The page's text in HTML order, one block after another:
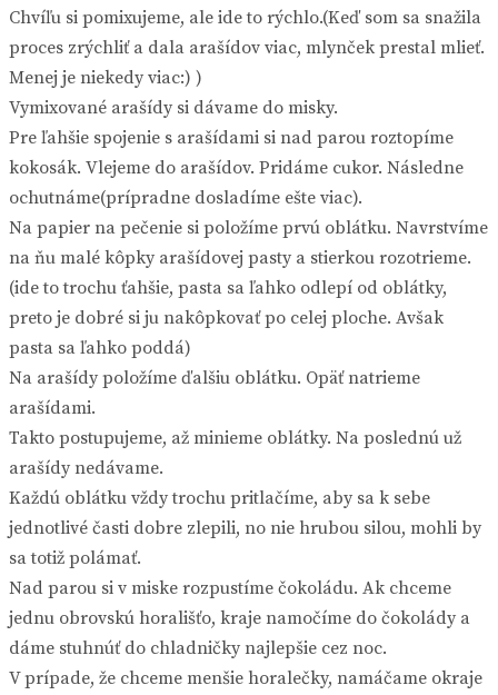
Chvíľu si pomixujeme, ale ide to rýchlo.(Keď som sa snažila
proces zrýchliť a dala arašídov viac, mlynček prestal mlieť.
Menej je niekedy viac:) )
Vymixované arašídy si dávame do misky.
Pre ľahšie spojenie s arašídami si nad parou roztopíme
kokosák. Vlejeme do arašídov. Pridáme cukor. Následne
ochutnáme(prípradne dosladíme ešte viac).
Na papier na pečenie si položíme prvú oblátku. Navrstvíme
na ňu malé kôpky arašídovej pasty a stierkou rozotrieme.
(ide to trochu ťahšie, pasta sa ľahko odlepí od oblátky,
preto je dobré si ju nakôpkovať po celej ploche. Avšak
pasta sa ľahko poddá)
Na arašídy položíme ďalšiu oblátku. Opäť natrieme
arašídami.
Takto postupujeme, až minieme oblátky. Na poslednú už
arašídy nedávame.
Každú oblátku vždy trochu pritlačíme, aby sa k sebe
jednotlivé časti dobre zlepili, no nie hrubou silou, mohli by
sa totiž polámať.
Nad parou si v miske rozpustíme čokoládu. Ak chceme
jednu obrovskú horališťo, kraje namočíme do čokolády a
dáme stuhnúť do chladničky najlepšie cez noc.
V prípade, že chceme menšie horalečky, namáčame okraje